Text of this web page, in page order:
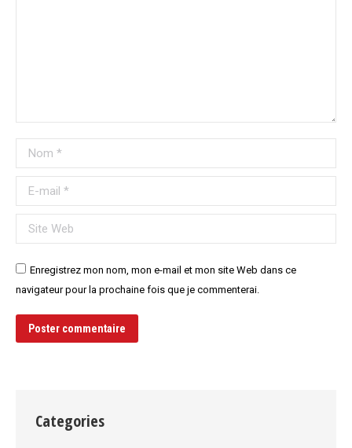
Nom *
E-mail *
Site Web
Enregistrez mon nom, mon e-mail et mon site Web dans ce
navigateur pour la prochaine fois que je commenterai.
Poster commentaire
Categories